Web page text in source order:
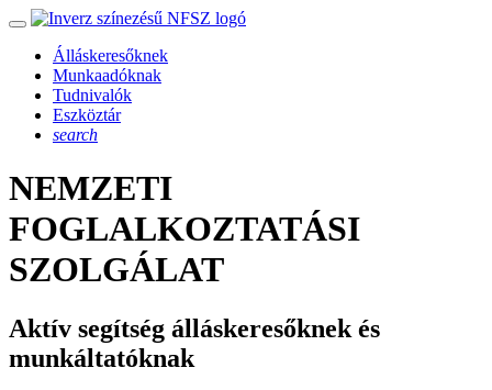
Álláskeresőknek
Munkaadóknak
Tudnivalók
Eszköztár
search
NEMZETI
FOGLALKOZTATÁSI
SZOLGÁLAT
Aktív segítség álláskeresőknek és
munkáltatóknak